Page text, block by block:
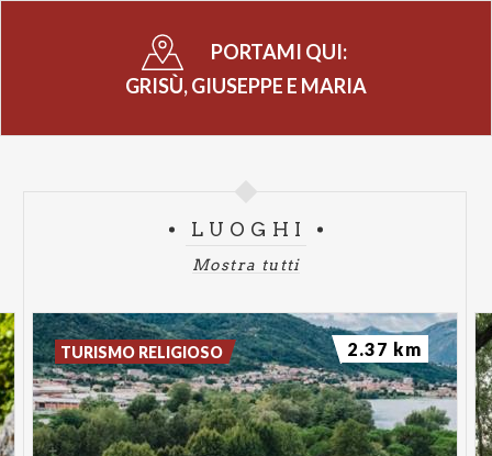
PORTAMI QUI:
GRISÙ, GIUSEPPE E MARIA
LUOGHI
Mostra tutti
TURISMO RELIGIOSO 2.37 km